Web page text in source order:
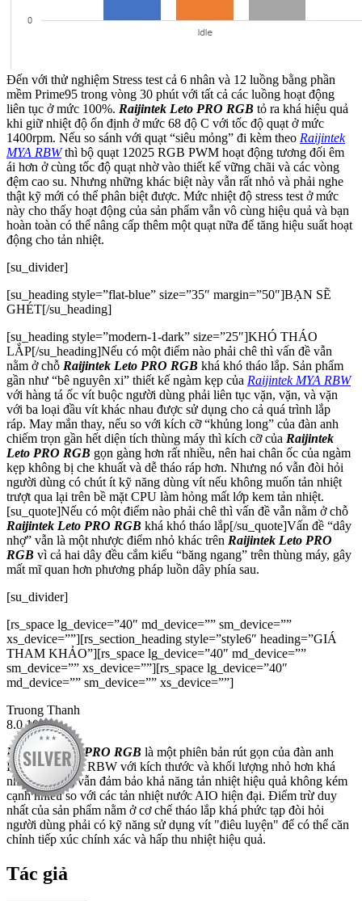
Đến với thử nghiệm Stress test cả 6 nhân và 12 luồng bằng phần
mềm Prime95 trong vòng 30 phút với tất cả các luồng hoạt động
liên tục ở mức 100%. Raijintek Leto PRO RGB tỏ ra khá hiệu quả
khi giữ nhiệt độ ổn định ở mức 68 độ C với tốc độ quạt ở mức
1400rpm. Nếu so sánh với quạt “siêu mỏng” đi kèm theo Raijintek
MYA RBWthì bộ quạt 12025 RGB PWM hoạt động tương đối êm
ái hơn ở cùng tốc độ quạt nhờ vào thiết kế vững chãi và các vòng
đệm cao su. Nhưng những khác biệt này vẫn rất nhỏ và phải nghe
thật kỹ mới có thể phân biệt được. Mức nhiệt độ stress test ở mức
này cho thấy hoạt động của sản phẩm vẫn vô cùng hiệu quả và bạn
hoàn toàn có thể nâng cấp thêm một quạt nữa để tăng hiệu suất hoạt
động cho tản nhiệt.
[su_divider]
[su_heading style=”flat-blue” size=”35″ margin=”50″]BẠN SẼ
GHÉT[/su_heading]
[su_heading style=”modern-1-dark” size=”25″]KHÓ THÁO
LẮP[/su_heading]Nếu có một điểm nào phải chê thì vấn đề vẫn
nằm ở chỗ Raijintek Leto PRO RGB khá khó tháo lắp. Sản phẩm
gần như “bê nguyên xi” thiết kế ngàm kẹp của Raijintek MYA RBW
với hàng tá ốc vít buộc người dùng phải liên tục vặn, vặn, và vặn
với ba loại đầu vít khác nhau được sử dụng cho cả quá trình lắp
ráp. May mắn thay, nếu so với kích cỡ “khủng long” của đàn anh
chiếm trọn gần hết diện tích thùng máy thì kích cỡ của Raijintek
Leto PRO RGB gọn gàng hơn rất nhiều, nên hai chân ốc của ngàm
kẹp không bị che khuất và dễ tháo ráp hơn. Nhưng nó vẫn đòi hỏi
người dùng có chút ít kỹ năng dùng vít nếu không muốn tản nhiệt
trượt qua lại trên bề mặt CPU làm hỏng mất lớp kem tản nhiệt.
[su_quote]Nếu có một điểm nào phải chê thì vấn đề vẫn nằm ở chỗ
Raijintek Leto PRO RGB khá khó tháo lắp[/su_quote]Vấn đề “dây
nhợ” vẫn là một nhược điểm nhỏ khác trên Raijintek Leto PRO
RGB vì cả hai dây đều cắm kiểu “băng ngang” trên thùng máy, gây
mất mĩ quan hơn phương pháp luồn dây phía sau.
[su_divider]
[rs_space lg_device=”40″ md_device=”” sm_device=””
xs_device=””][rs_section_heading style=”style6″ heading=”GIÁ
THAM KHẢO”][rs_space lg_device=”40″ md_device=””
sm_device=”” xs_device=””][rs_space lg_device=”40″
md_device=”” sm_device=”” xs_device=””]
Truong Thanh
8.0 10
Raijintek Leto PRO RGB là một phiên bản rút gọn của đàn anh
Raijintek MYA RBW với kích thước và khối lượng nhỏ hơn khá
nhiều, nhưng vẫn đảm bảo khả năng tản nhiệt hiệu quả không kém
cạnh nhiều so với các tản nhiệt nước AIO hiện đại. Điểm trừ duy
nhất của sản phẩm nằm ở cơ chế tháo lắp khá phức tạp đòi hỏi
người dùng phải có kỹ năng sử dụng vít "điêu luyện" để có thể căn
chỉnh tiếp xúc chính xác và hấp thu nhiệt hiệu quả.
Tác giả